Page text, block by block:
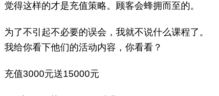
觉得这样的才是充值策略。顾客会蜂拥而至的。
为了不引起不必要的误会，我就不说什么课程了。
我给你看下他们的活动内容，你看看？
充值3000元送15000元